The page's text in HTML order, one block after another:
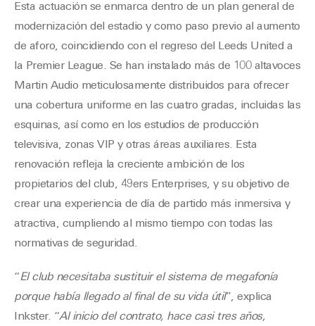
Esta actuación se enmarca dentro de un plan general de
modernización del estadio y como paso previo al aumento
de aforo, coincidiendo con el regreso del Leeds United a
la Premier League. Se han instalado más de 100 altavoces
Martin Audio meticulosamente distribuidos para ofrecer
una cobertura uniforme en las cuatro gradas, incluidas las
esquinas, así como en los estudios de producción
televisiva, zonas VIP y otras áreas auxiliares. Esta
renovación refleja la creciente ambición de los
propietarios del club, 49ers Enterprises, y su objetivo de
crear una experiencia de día de partido más inmersiva y
atractiva, cumpliendo al mismo tiempo con todas las
normativas de seguridad.
“El club necesitaba sustituir el sistema de megafonía
porque había llegado al final de su vida útil”, explica
Inkster. “Al inicio del contrato, hace casi tres años,